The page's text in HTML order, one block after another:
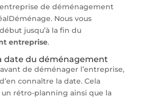
entreprise de déménagement
Nous vous
jusqu’à la fin du
entreprise.
date du déménagement
de déménager l’entreprise,
connaître la date. Cela
un rétro-planning ainsi que la